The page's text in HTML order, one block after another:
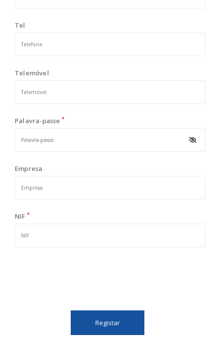
Tel
Telemóvel
Palavra-passe *
Empresa
NIF *